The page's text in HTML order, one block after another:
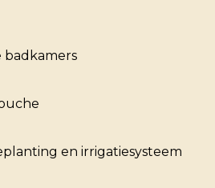
badkamers
en irrigatiesysteem